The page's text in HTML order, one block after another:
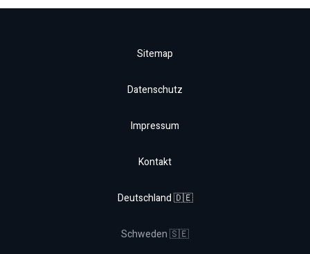
Sitemap
Datenschutz
Impressum
Kontakt
Deutschland 🇩🇪
Schweden 🇸🇪